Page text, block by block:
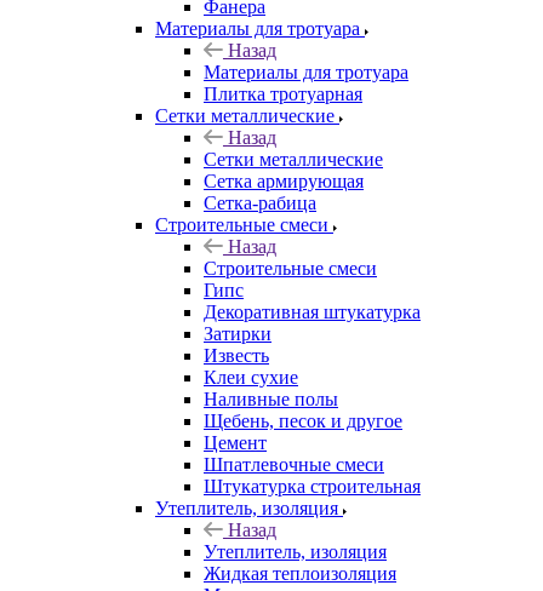
Фанера
Материалы для тротуара
Назад
Материалы для тротуара
Плитка тротуарная
Сетки металлические
Назад
Сетки металлические
Сетка армирующая
Сетка-рабица
Строительные смеси
Назад
Строительные смеси
Гипс
Декоративная штукатурка
Затирки
Известь
Клеи сухие
Наливные полы
Щебень, песок и другое
Цемент
Шпатлевочные смеси
Штукатурка строительная
Утеплитель, изоляция
Назад
Утеплитель, изоляция
Жидкая теплоизоляция